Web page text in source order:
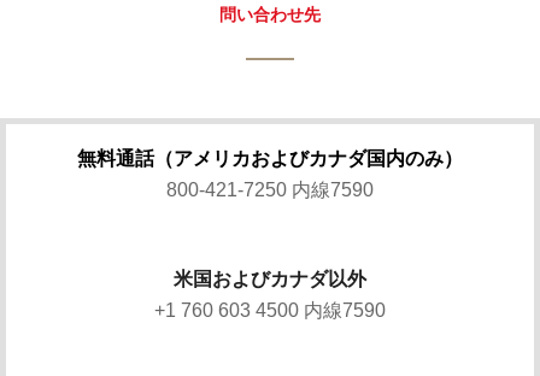
問い合わせ先
無料通話（アメリカおよびカナダ国内のみ）
800-421-7250 内線7590
米国およびカナダ以外
+1 760 603 4500 内線7590